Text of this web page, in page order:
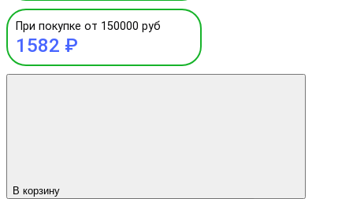
При покупке от 150000 руб
1582 ₽
В корзину